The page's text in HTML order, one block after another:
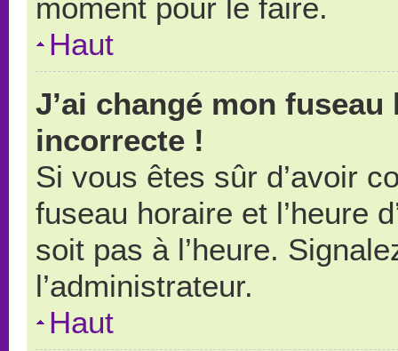
moment pour le faire.
Haut
J’ai changé mon
incorrecte !
Si vous êtes sûr d’avoir
fuseau horaire et l’heure
soit pas à l’heure.
l’administrateur.
Haut